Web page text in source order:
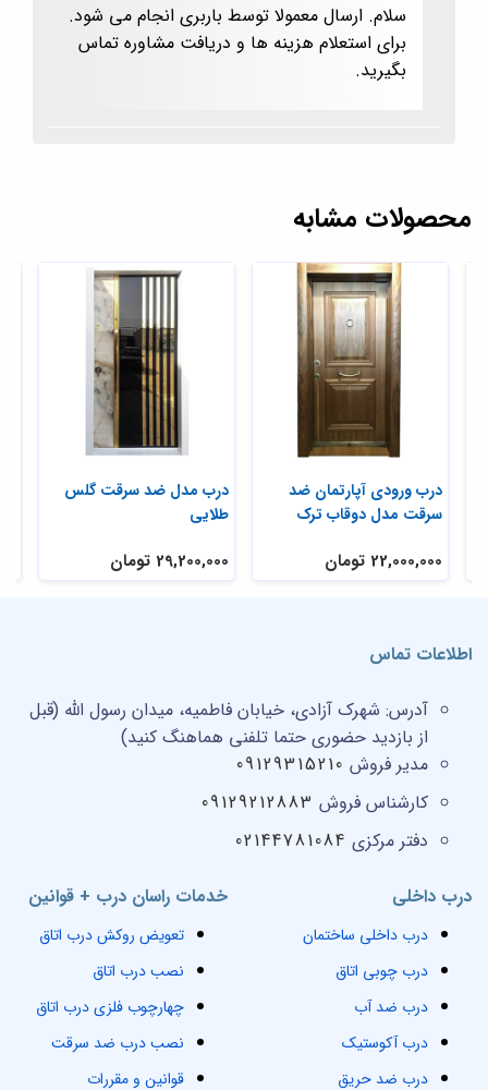
سلام. ارسال معمولا توسط باربری انجام می شود.
برای استعلام هزینه ها و دریافت مشاوره تماس
بگیرید.
محصولات مشابه
درب مدل ضد سرقت گلس
طلایی
29,200,000 تومان
درب ورودی آپارتمان ضد
سرقت مدل دوقاب ترک
22,000,000 تومان
خدمات راسان درب + قوانین
تعویض روکش درب اتاق
نصب درب اتاق
چهارچوب فلزی درب اتاق
نصب درب ضد سرقت
قوانین و مقررات
درب داخلی
درب داخلی ساختمان
درب چوبی اتاق
درب ضد آب
درب آکوستیک
درب ضد حریق
اطلاعات تماس
آدرس: شهرک آزادی، خیابان فاطمیه، میدان رسول الله (قبل
از بازدید حضوری حتما تلفنی هماهنگ کنید)
مدیر فروش 09129315210
کارشناس فروش 09129212883
دفتر مرکزی 02144781084